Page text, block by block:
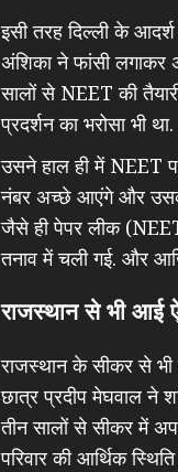
इसी तरह दिल्ली के
अंशिका ने फांसी लगाकर
सालों से NEET की
प्रदर्शन का भरोसा भी था.
उसने हाल ही में NEET
नंबर अच्छे आएंगे और उसका
जैसे ही पेपर लीक
तनाव में चली गई. और
राजस्थान से भी आई
राजस्थान के सीकर से
छात्र प्रदीप मेघवाल ने
तीन सालों से सीकर में
परिवार की आर्थिक